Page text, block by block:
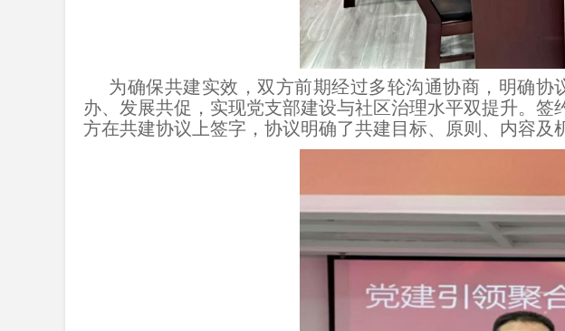
为确保共建实效，双方前期经过多轮沟通协商，明确
办、发展共促，实现党支部建设与社区治理水平双提升。
方在共建协议上签字，协议明确了共建目标、原则、内容及